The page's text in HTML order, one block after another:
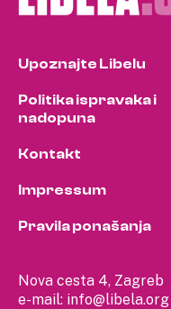
Nova cesta 4, Zagreb
e-mail: info@libela.org
Upoznajte Libelu
Politika ispravaka i
nadopuna
Kontakt
Impressum
Pravila ponašanja